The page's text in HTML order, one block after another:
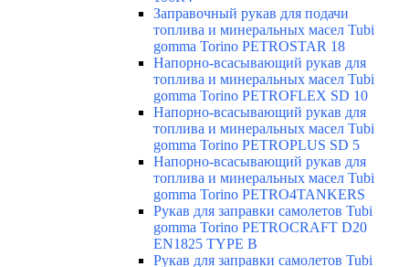
Заправочный рукав для подачи
топлива и минеральных масел Tubi
gomma Torino PETROSTAR 18
Напорно-всасывающий рукав для
топлива и минеральных масел Tubi
gomma Torino PETROFLEX SD 10
Напорно-всасывающий рукав для
топлива и минеральных масел Tubi
gomma Torino PETROPLUS SD 5
Напорно-всасывающий рукав для
топлива и минеральных масел Tubi
gomma Torino PETRO4TANKERS
Рукав для заправки самолетов Tubi
gomma Torino PETROCRAFT D20
EN1825 TYPE B
Рукав для заправки самолетов Tubi